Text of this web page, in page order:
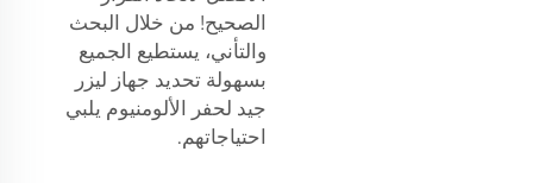
الصحيح! من خلال البحث
والتأني، يستطيع الجميع
بسهولة تحديد جهاز ليزر
جيد لحفر الألومنيوم يلبي
احتياجاتهم.